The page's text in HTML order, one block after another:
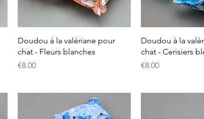
クイックビュー
Doudou à la valériane pour
chat - Fleurs blanches
価格
€8.00
クイック
Doudou à la
chat - Cerisiers
価格
€8.00